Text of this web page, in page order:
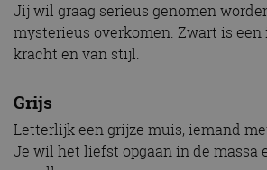
Jij wil graag serieus genomen
mysterieus overkomen. Zwart is
kracht en van stijl.
Grijs
Letterlijk een grijze muis, iemand
Je wil het liefst opgaan in de massa